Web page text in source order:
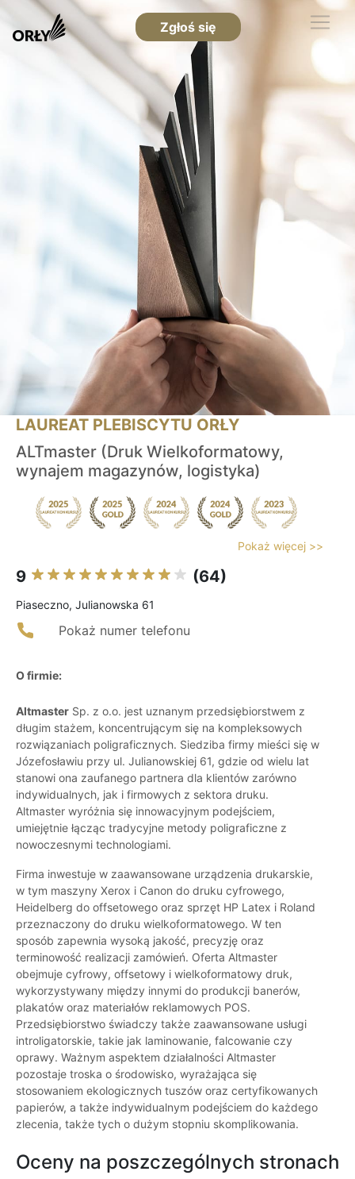
Zgłoś się
LAUREAT PLEBISCYTU ORŁY
ALTmaster (Druk Wielkoformatowy,
wynajem magazynów, logistyka)
Pokaż więcej >>
9 (64)
Piaseczno, Julianowska 61
Pokaż numer telefonu
O firmie:
Altmaster Sp. z o.o. jest uznanym przedsiębiorstwem z
długim stażem, koncentrującym się na kompleksowych
rozwiązaniach poligraficznych. Siedziba firmy mieści się w
Józefosławiu przy ul. Julianowskiej 61, gdzie od wielu lat
stanowi ona zaufanego partnera dla klientów zarówno
indywidualnych, jak i firmowych z sektora druku.
Altmaster wyróżnia się innowacyjnym podejściem,
umiejętnie łącząc tradycyjne metody poligraficzne z
nowoczesnymi technologiami.
Firma inwestuje w zaawansowane urządzenia drukarskie,
w tym maszyny Xerox i Canon do druku cyfrowego,
Heidelberg do offsetowego oraz sprzęt HP Latex i Roland
przeznaczony do druku wielkoformatowego. W ten
sposób zapewnia wysoką jakość, precyzję oraz
terminowość realizacji zamówień. Oferta Altmaster
obejmuje cyfrowy, offsetowy i wielkoformatowy druk,
wykorzystywany między innymi do produkcji banerów,
plakatów oraz materiałów reklamowych POS.
Przedsiębiorstwo świadczy także zaawansowane usługi
introligatorskie, takie jak laminowanie, falcowanie czy
oprawy. Ważnym aspektem działalności Altmaster
pozostaje troska o środowisko, wyrażająca się
stosowaniem ekologicznych tuszów oraz certyfikowanych
papierów, a także indywidualnym podejściem do każdego
zlecenia, także tych o dużym stopniu skomplikowania.
Oceny na poszczególnych stronach